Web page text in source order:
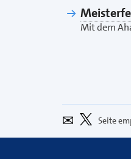
Mit dem
Seite
empfehlen
Per
E-
Bei
X